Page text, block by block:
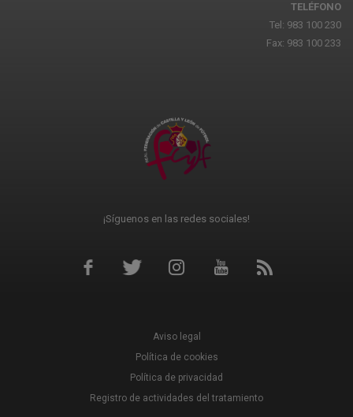
TELÉFONO
Tel: 983 100 230
Fax: 983 100 233
¡Síguenos en las redes sociales!
Aviso legal
Política de cookies
Política de privacidad
Registro de actividades del tratamiento